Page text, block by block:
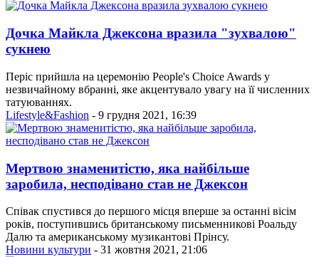
Дочка Майкла Джексона вразила "зухвалою"
сукнею
Періс прийшла на церемонію People's Choice Awards у
незвичайному вбранні, яке акцентувало увагу на її численних
татуюваннях.
Lifestyle&Fashion - 9 грудня 2021, 16:39
Мертвою знаменитістю, яка найбільше
заробила, несподівано став не Джексон
Співак спустився до першого місця вперше за останні вісім
років, поступившись британському письменникові Роальду
Далю та американському музикантові Прінсу.
Новини культури - 31 жовтня 2021, 21:06